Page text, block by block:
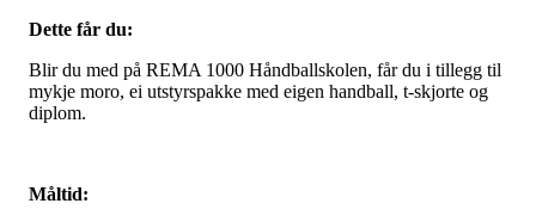
Dette får du:
Blir du med på REMA 1000 Håndballskolen, får du i tillegg til
mykje moro, ei utstyrspakke med eigen handball, t-skjorte og
diplom.
Måltid: